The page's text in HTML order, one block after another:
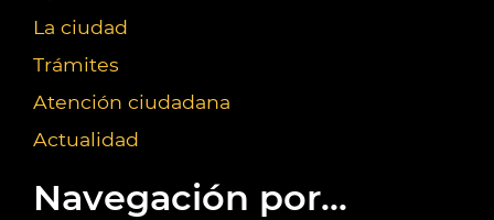
La ciudad
Trámites
Atención ciudadana
Actualidad
Navegación por...